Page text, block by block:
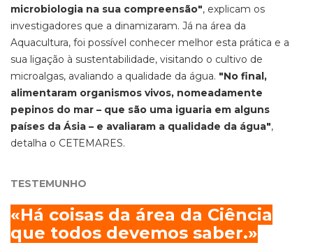
microbiologia na sua compreensão", explicam os
investigadores que a dinamizaram. Já na área da
Aquacultura, foi possível conhecer melhor esta prática e a
sua ligação à sustentabilidade, visitando o cultivo de
microalgas, avaliando a qualidade da água. "No final,
alimentaram organismos vivos, nomeadamente
pepinos do mar – que são uma iguaria em alguns
países da Ásia – e avaliaram a qualidade da água",
detalha o CETEMARES.
TESTEMUNHO
«Há coisas da área da Ciência
que todos devemos saber.»